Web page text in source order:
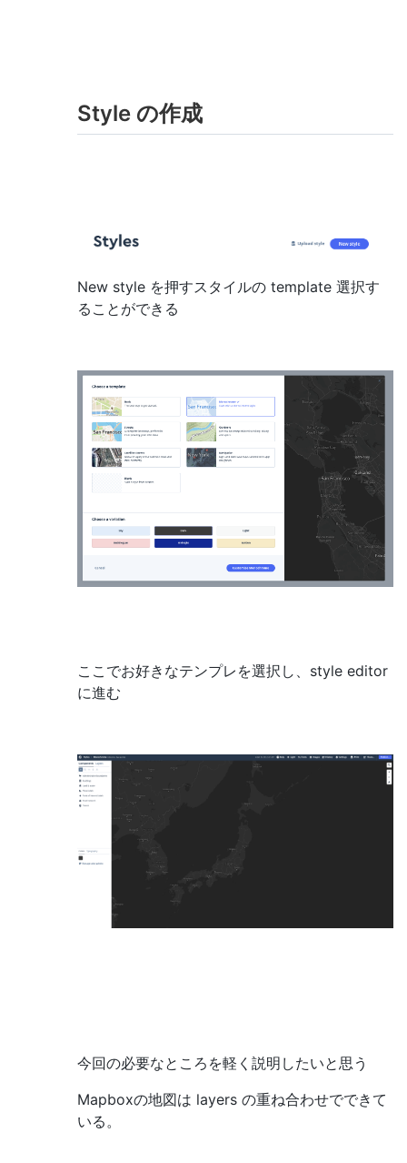
Style の作成
New style を押すスタイルの template 選択す
ることができる
ここでお好きなテンプレを選択し、style editor
に進む
今回の必要なところを軽く説明したいと思う
Mapboxの地図は layers の重ね合わせでできて
いる。